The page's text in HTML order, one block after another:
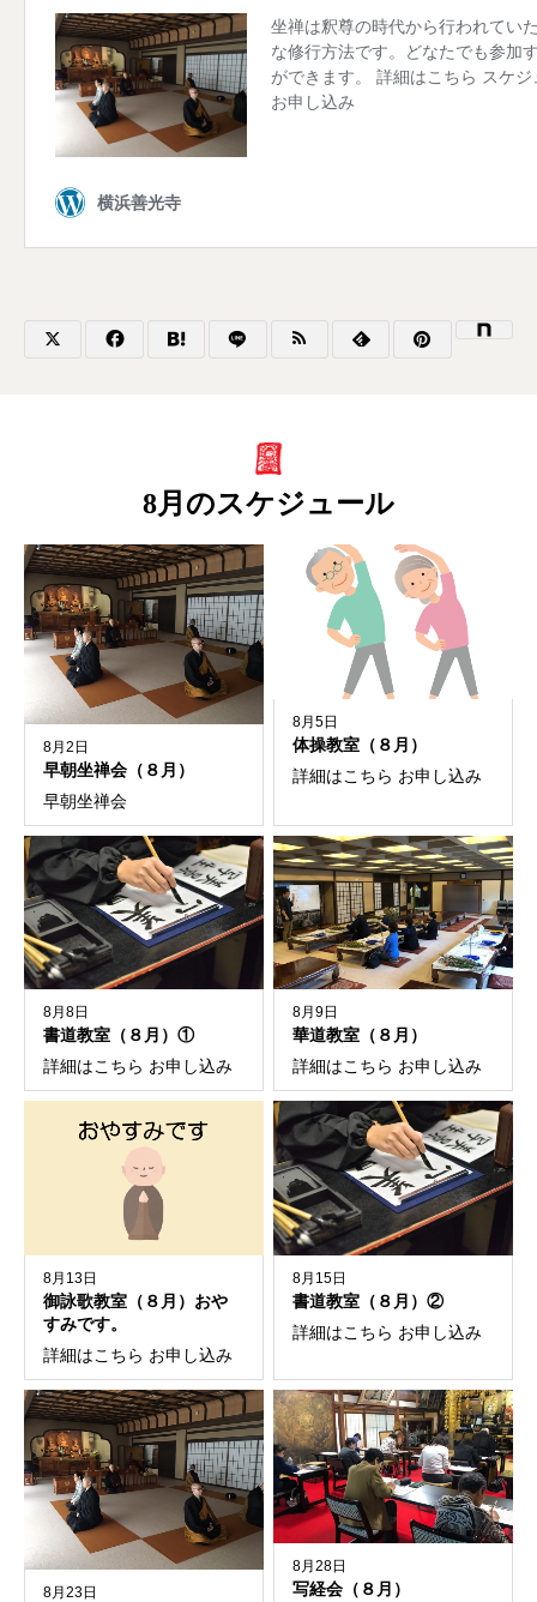
8月のスケジュール
8月2日
早朝坐禅会（８月）
早朝坐禅会
8月5日
体操教室（８月）
詳細はこちら お申し込み
8月8日
書道教室（８月）①
詳細はこちら お申し込み
8月9日
華道教室（８月）
詳細はこちら お申し込み
8月13日
御詠歌教室（８月）おや
すみです。
詳細はこちら お申し込み
8月15日
書道教室（８月）②
詳細はこちら お申し込み
8月23日
8月28日
写経会（８月）